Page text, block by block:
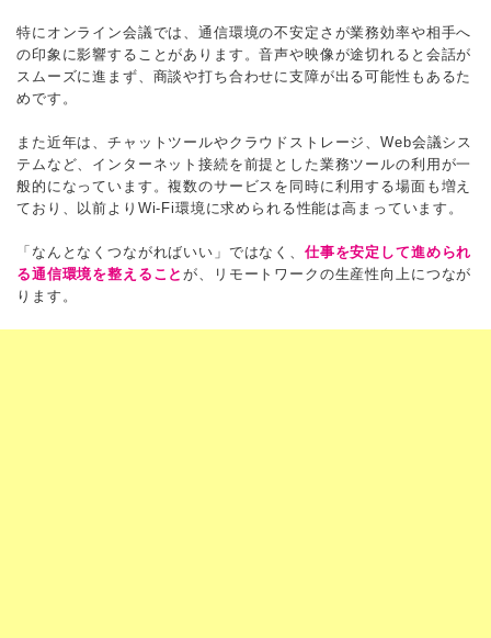
特にオンライン会議では、通信環境の不安定さが業務効率や相手へ
の印象に影響することがあります。音声や映像が途切れると会話が
スムーズに進まず、商談や打ち合わせに支障が出る可能性もあるた
めです。
また近年は、チャットツールやクラウドストレージ、Web会議シス
テムなど、インターネット接続を前提とした業務ツールの利用が一
般的になっています。複数のサービスを同時に利用する場面も増え
ており、以前よりWi-Fi環境に求められる性能は高まっています。
「なんとなくつながればいい」ではなく、 仕事を安定して進められ
る通信環境を整えることが、リモートワークの生産性向上につなが
ります。